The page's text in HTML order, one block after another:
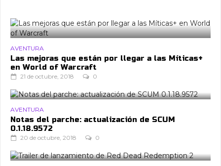
AVENTURA
Las mejoras que están por llegar a las Míticas+
en World of Warcraft
21 de octubre, 2018 0
AVENTURA
Notas del parche: actualización de SCUM
0.1.18.9572
20 de octubre, 2018 0